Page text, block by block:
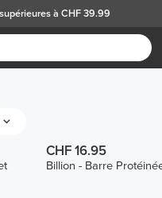
à CHF 39.99
CHF 16.95
Billion - Barre